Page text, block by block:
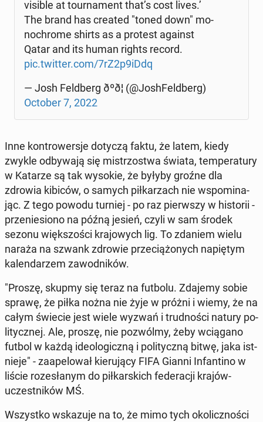
visible at to­ur­na­ment that’s cost lives.’
The brand has created "toned down" mo­
no­chro­me shirts as a protest against
Qatar and its human rights record.
pic.twitter.com/7rZ2p9iDdq
— Josh Feld­berg ðºð¦ (@Jo­sh­Feld­berg)
October 7, 2022
Inne kon­tro­wer­sje dotyczą faktu, że latem, kiedy
zwykle od­by­wa­ją się mi­strzo­stwa świata, tem­pe­ra­tu­ry
w Katarze są tak wysokie, że byłyby groźne dla
zdrowia kibiców, o samych pił­ka­rzach nie wspo­mi­na­
jąc. Z tego powodu turniej - po raz pierw­szy w hi­sto­rii -
prze­nie­sio­no na późną jesień, czyli w sam środek
sezonu więk­szo­ści kra­jo­wych lig. To zdaniem wielu
naraża na szwank zdrowie prze­cią­żo­nych na­pię­tym
ka­len­da­rzem za­wod­ni­ków.
"Proszę, skupmy się teraz na futbolu. Zdajemy sobie
sprawę, że piłka nożna nie żyje w próżni i wiemy, że na
całym świecie jest wiele wyzwań i trud­no­ści natury po­
li­tycz­nej. Ale, proszę, nie po­zwól­my, żeby wcią­ga­no
futbol w każdą ide­olo­gicz­ną i po­li­tycz­ną bitwę, jaka ist­
nie­je" - za­ape­lo­wał kie­ru­ją­cy FIFA Gianni In­fan­ti­no w
liście ro­ze­sła­nym do pił­kar­skich fe­de­ra­cji krajów-
uczest­ni­ków MŚ.
Wszyst­ko wska­zu­je na to, że mimo tych oko­licz­no­ści